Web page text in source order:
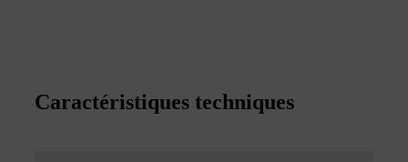
Caractéristiques techniques